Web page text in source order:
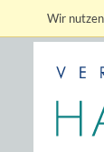
Wir